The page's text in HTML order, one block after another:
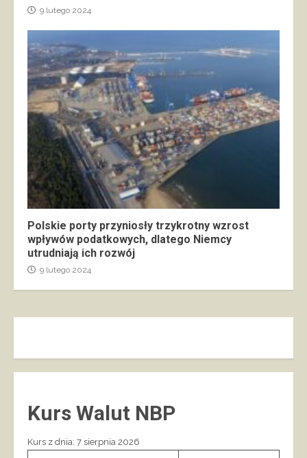
9 lutego 2024
Polskie porty przyniosły trzykrotny wzrost
wpływów podatkowych, dlatego Niemcy
utrudniają ich rozwój
9 lutego 2024
Kurs Walut NBP
Kurs z dnia: 7 sierpnia 2026